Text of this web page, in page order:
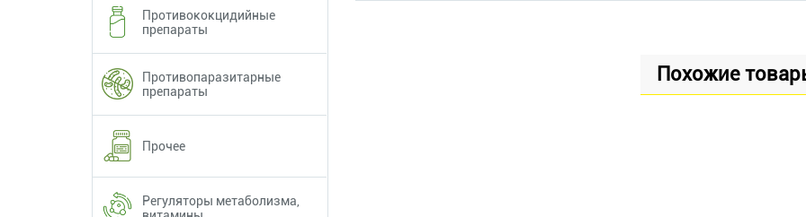
Похожие
Противококцидийные
препараты
Противопаразитарные
препараты
Прочее
Регуляторы метаболизма,